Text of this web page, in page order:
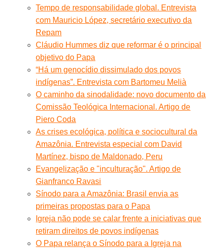
Tempo de responsabilidade global. Entrevista
com Mauricio López, secretário executivo da
Repam
Cláudio Hummes diz que reformar é o principal
objetivo do Papa
“Há um genocídio dissimulado dos povos
indígenas”. Entrevista com Bartomeu Melià
O caminho da sinodalidade: novo documento da
Comissão Teológica Internacional. Artigo de
Piero Coda
As crises ecológica, política e sociocultural da
Amazônia. Entrevista especial com David
Martínez, bispo de Maldonado, Peru
Evangelização e "inculturação". Artigo de
Gianfranco Ravasi
Sínodo para a Amazônia: Brasil envia as
primeiras propostas para o Papa
Igreja não pode se calar frente a iniciativas que
retiram direitos de povos indígenas
O Papa relança o Sínodo para a Igreja na